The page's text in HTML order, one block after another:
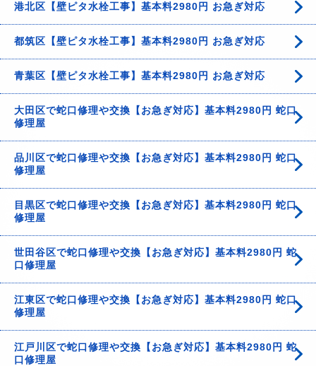
港北区【壁ピタ水栓工事】基本料2980円 お急ぎ対応
都筑区【壁ピタ水栓工事】基本料2980円 お急ぎ対応
青葉区【壁ピタ水栓工事】基本料2980円 お急ぎ対応
大田区で蛇口修理や交換【お急ぎ対応】基本料2980円 蛇口
修理屋
品川区で蛇口修理や交換【お急ぎ対応】基本料2980円 蛇口
修理屋
目黒区で蛇口修理や交換【お急ぎ対応】基本料2980円 蛇口
修理屋
世田谷区で蛇口修理や交換【お急ぎ対応】基本料2980円 蛇
口修理屋
江東区で蛇口修理や交換【お急ぎ対応】基本料2980円 蛇口
修理屋
江戸川区で蛇口修理や交換【お急ぎ対応】基本料2980円 蛇
口修理屋